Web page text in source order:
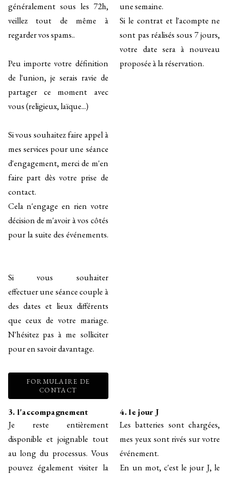
généralement sous les 72h,
veillez tout de même à
regarder vos spams..
Peu importe votre définition
de l'union, je serais ravie de
partager ce moment avec
vous (religieux, laïque...)
Si vous souhaitez faire appel à
mes services pour une séance
d'engagement, merci de m'en
faire part dès votre prise de
contact.
Cela n'engage en rien votre
décision de m'avoir à vos côtés
pour la suite des événements.
Si vous souhaiter
effectuer une séance couple à
des dates et lieux différents
que ceux de votre mariage.
N'hésitez pas à me solliciter
pour en savoir davantage.
FORMULAIRE DE
CONTACT
une semaine.
Si le contrat et l'acompte ne
sont pas réalisés sous 7 jours,
votre date sera à nouveau
proposée à la réservation.
3. l'accompagnement
Je reste entièrement
disponible et joignable tout
au long du processus. Vous
pouvez également visiter la
4. le jour J
Les batteries sont chargées,
mes yeux sont rivés sur votre
événement.
En un mot, c'est le jour J, le